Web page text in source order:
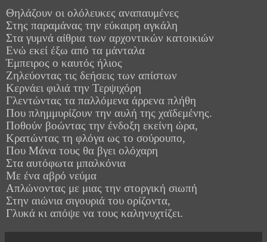
Θηλάζουν οι ολόλευκες αναπαυμένες
Στης παραμάνας την εύκαιρη αγκάλη
Στα γυμνά αίθρια των αρχοντικών κατοικιών
Ενώ εκεί έξω από τα μάνταλα
Έμπειρος ο καυτός ήλιος
Ζηλεύοντας τις δεήσεις των απίστων
Κερνάει φιλιά την Τερψιχόρη
Γλεντώντας τα παλλόμενα άρρενα πλήθη
Που πλημμυρίζουν την αυλή της χαϊδεμένης.
Ποθούν βοώντας την ένδοξη εκείνη ώρα,
Κρατώντας τη φλόγα ως το σούρουπο,
Που Μάνα τους θα βγει ολόχαρη
Στα αυτόφωτα μπαλκόνια
Με ένα αβρό νεύμα
Απλώνοντας με μιας την στοργική σιωπή
Στην αιώνια σιγουριά του ορίζοντα,
Γλυκά κι απόψε να τους καληνυχτίζει.